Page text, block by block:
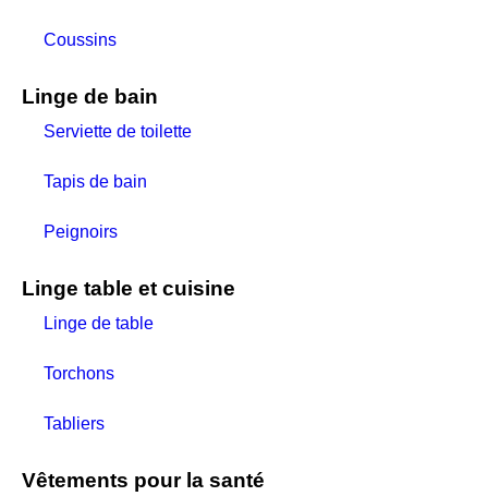
Coussins
Linge de bain
Serviette de toilette
Tapis de bain
Peignoirs
Linge table et cuisine
Linge de table
Torchons
Tabliers
Vêtements pour la santé